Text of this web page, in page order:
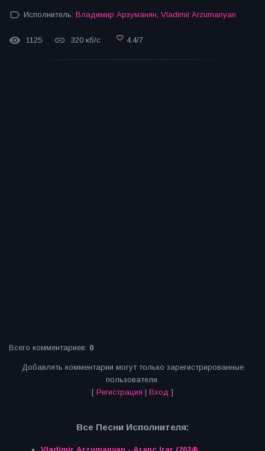
Исполнитель: Владимир Арзуманян Vladimir Arzumanyan
1125 320 кб/с 4.4/7
Всего комментариев: 0
Добавлять комментарии могут только зарегистрированные
пользователи.
[ Регистрация | Вход ]
Все Песни Исполнителя: